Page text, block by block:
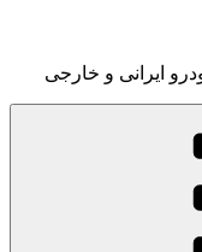
ایرانی و خارجی